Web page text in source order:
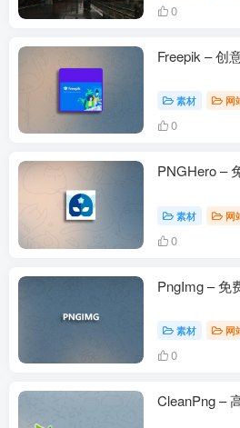
0
Freepik – 创
素材 网
0
PNGHero –
素材 网
0
PngImg – 免
素材 网
0
CleanPng –